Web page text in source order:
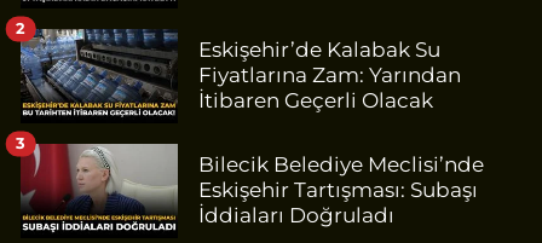
Eskişehir’de Kalabak Su
Fiyatlarına Zam: Yarından
İtibaren Geçerli Olacak
2
Bilecik Belediye Meclisi’nde
Eskişehir Tartışması: Subaşı
İddiaları Doğruladı
3